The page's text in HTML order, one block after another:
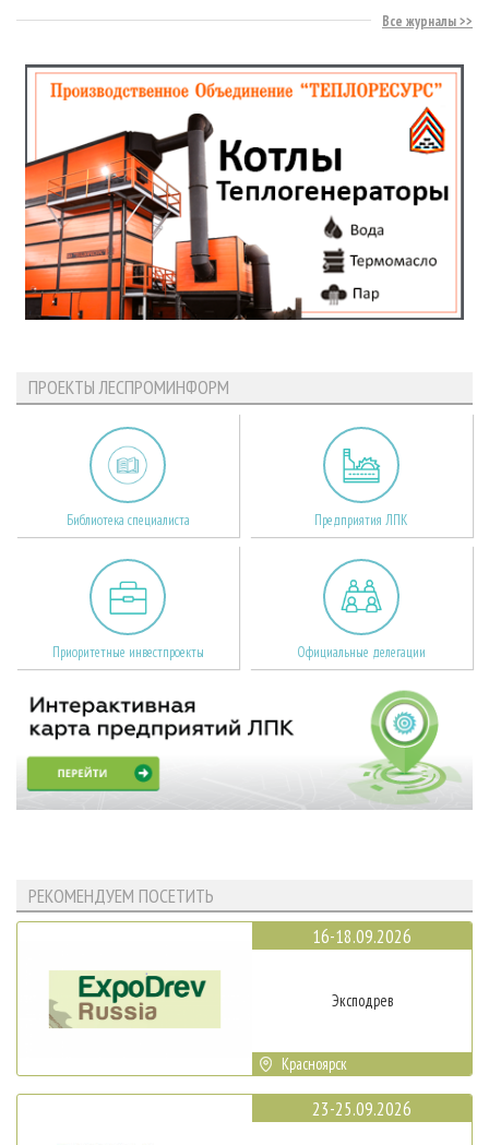
Все журналы
ПРОЕКТЫ ЛЕСПРОМИНФОРМ
Библиотека специалиста Предприятия ЛПК
Приоритетные инвестпроекты Официальные делегации
РЕКОМЕНДУЕМ ПОСЕТИТЬ
16-18.09.2026
Эксподрев
Красноярск
23-25.09.2026